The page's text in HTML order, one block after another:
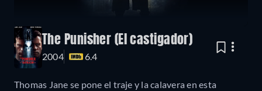
The Punisher (El castigador)
2004 6.4
Thomas Jane se pone el traje y la calavera en esta